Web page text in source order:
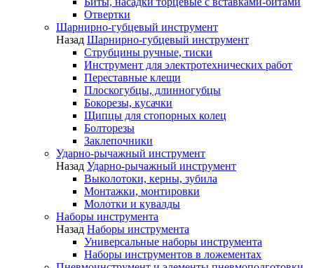
Отвертки
Шарнирно-губцевый инструмент
Назад Шарнирно-губцевый инструмент
Струбцины ручные, тиски
Инструмент для электротехнических работ
Переставные клещи
Плоскогубцы, длинногубцы
Бокорезы, кусачки
Щипцы для стопорных колец
Болторезы
Заклепочники
Ударно-рычажный инструмент
Назад Ударно-рычажный инструмент
Выколотоки, керны, зубила
Монтажки, монтировки
Молотки и кувалды
Наборы инструмента
Назад Наборы инструмента
Универсальные наборы инструмента
Наборы инструментов в ложементах